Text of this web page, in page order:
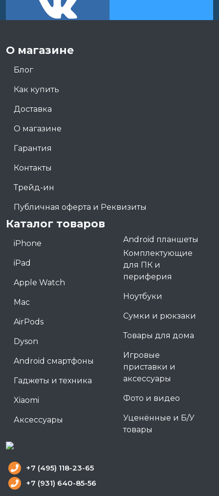
О магазине
Блог
Как купить
Доставка
О магазине
Гарантия
Контакты
Трейд-ин
Публичная оферта и Реквизиты
Каталог товаров
iPhone
iPad
Apple Watch
Mac
AirPods
Dyson
Android смартфоны
Гаджеты и техника
Xiaomi
Аксессуары
Android планшеты
Комплектующие
для ПК и
периферия
Ноутбуки
Сумки и рюкзаки
Товары для дома
Игровые
приставки и
аксессуары
Фото и видео
Уценённые и Б/У
товары
+7 (495) 118-23-65
+7 (931) 640-85-56